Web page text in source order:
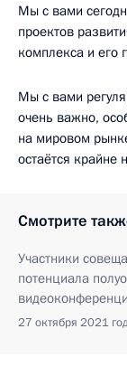
Мы с вами
проектов
комплекса и его
Мы с вами
очень важно,
на мировом
остаётся крайне
Смотрите
Участники
потенциала
27 октября 2021